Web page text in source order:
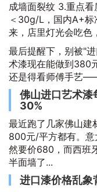
成墙面裂纹 3.重点
＜30g/L，国内A+
来，店里灯光会吃色
最后提醒下，别被"
术漆现在能做到380
还是得看师傅手艺
佛山进口艺术漆
30%
最近跑了几家佛山建
800元/平方都有。意
然要价680，而西班
半面墙了...
进口漆价格乱象